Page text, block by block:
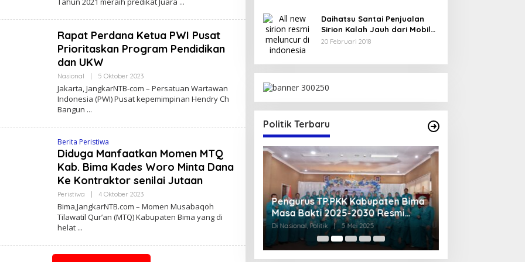
Rapat Perdana Ketua PWI Pusat
Prioritaskan Program Pendidikan
dan UKW
Nasional 5 Oktober 2023Oleh
NTB
Jakarta, JangkarNTB-com – Persatuan Wartawan
Indonesia (PWI) Pusat kepemimpinan Hendry Ch
Bangun
Berita Peristiwa
Diduga Manfaatkan Momen MTQ
Kab. Bima Kades Woro Minta Dana
Ke Kontraktor senilai Jutaan
Peristiwa 4 Oktober 2023Oleh
NTB
Bima,JangkarNTB.com – Momen Musabaqoh
Tilawatil Qur’an (MTQ) Kabupaten Bima yang di
helat
Daihatsu Santai Penjualan
Sirion Kalah Jauh dari Mobil
LCGC
20 Februari 2018
Politik Terbaru
Serap Aspirasi Warga, Duta PAN
Reses di Tambe
Pengurus TP.PKK Kabupaten Bima
Masa Bakti 2025-2030 Resmi
Dikukuhkan
Di Nasional, Politik | 5 Mei 2025